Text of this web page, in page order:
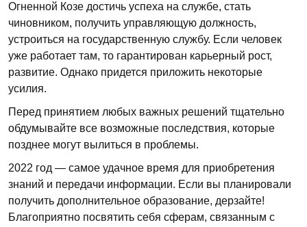
Огненной Козе достичь успеха на службе, стать
чиновником, получить управляющую должность,
устроиться на государственную службу. Если человек
уже работает там, то гарантирован карьерный рост,
развитие. Однако придется приложить некоторые
усилия.
Перед принятием любых важных решений тщательно
обдумывайте все возможные последствия, которые
позднее могут вылиться в проблемы.
2022 год — самое удачное время для приобретения
знаний и передачи информации. Если вы планировали
получить дополнительное образование, дерзайте!
Благоприятно посвятить себя сферам, связанным с